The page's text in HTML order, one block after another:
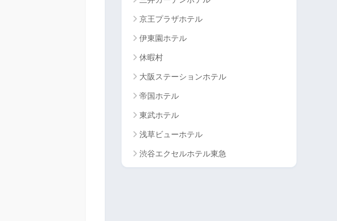
京王プラザホテル
伊東園ホテル
休暇村
大阪ステーションホテル
帝国ホテル
東武ホテル
浅草ビューホテル
渋谷エクセルホテル東急